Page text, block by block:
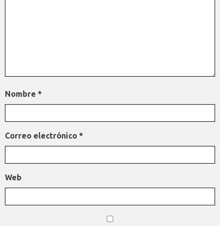
Nombre *
Correo electrónico *
Web